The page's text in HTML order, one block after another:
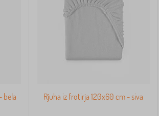
bela Rjuha iz frotirja 120x60 cm - siva